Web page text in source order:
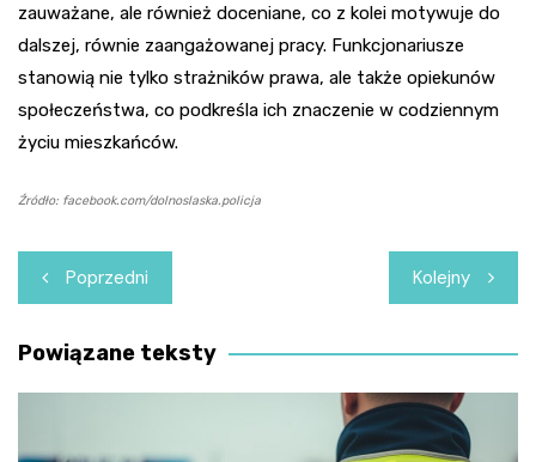
zauważane, ale również doceniane, co z kolei motywuje do
dalszej, równie zaangażowanej pracy. Funkcjonariusze
stanowią nie tylko strażników prawa, ale także opiekunów
społeczeństwa, co podkreśla ich znaczenie w codziennym
życiu mieszkańców.
Źródło: facebook.com/dolnoslaska.policja
Nawigacja
wpisu
Poprzedni Kolejny
Powiązane teksty